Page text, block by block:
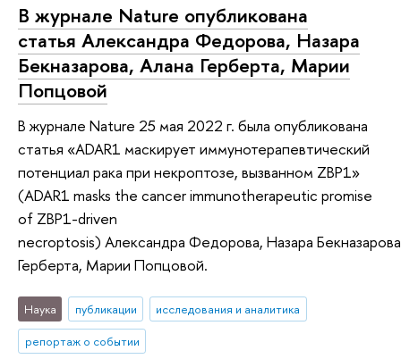
В журнале Nature опубликована
статья Александра Федорова, Назара
Бекназарова, Алана Герберта, Марии
Попцовой
В журнале Nature 25 мая 2022 г. была опубликована
статья «ADAR1 маскирует иммунотерапевтический
потенциал рака при некроптозе, вызванном ZBP1»
(ADAR1 masks the cancer immunotherapeutic promise
of ZBP1-driven
necroptosis) Александра Федорова, Назара
Герберта, Марии Попцовой.
Наука публикации
исследования и аналитика
репортаж о событии